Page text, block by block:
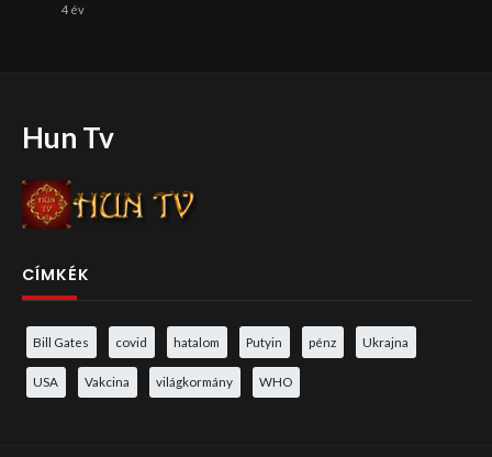
4 év
Hun Tv
CÍMKÉK
Bill Gates covid hatalom Putyin pénz Ukrajna
USA Vakcina világkormány WHO